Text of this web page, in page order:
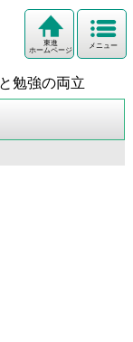
メニュー
東進
ホームページ
勉強の両立